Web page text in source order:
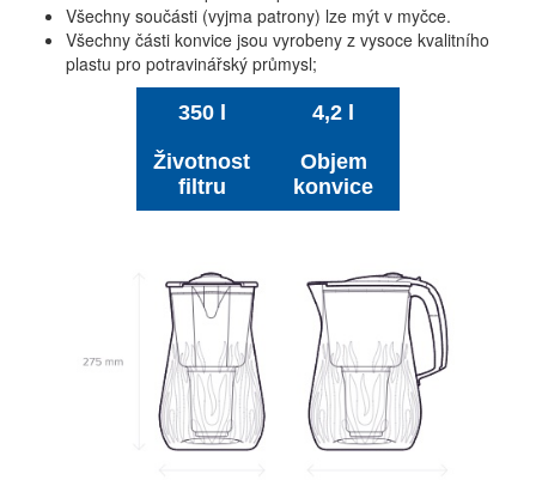
Všechny součásti (vyjma patrony) lze mýt v myčce.
Všechny části konvice jsou vyrobeny z vysoce kvalitního
plastu pro potravinářský průmysl;
350 l 4,2 l
Životnost
filtru
Objem
konvice